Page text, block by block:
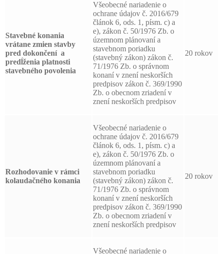
Stavebné konania
vrátane zmien stavby
pred dokončení a
predĺženia platnosti
stavebného povolenia
Všeobecné nariadenie o
ochrane údajov č. 2016/679
článok 6, ods. 1, písm. c) a
e), zákon č. 50/1976 Zb. o
územnom plánovaní a
stavebnom poriadku
(stavebný zákon) zákon č.
71/1976 Zb. o správnom
konaní v znení neskorších
predpisov zákon č. 369/1990
Zb. o obecnom zriadení v
znení neskorších predpisov
20 rokov
Rozhodovanie v rámci
kolaudačného konania
Všeobecné nariadenie o
ochrane údajov č. 2016/679
článok 6, ods. 1, písm. c) a
e), zákon č. 50/1976 Zb. o
územnom plánovaní a
stavebnom poriadku
(stavebný zákon) zákon č.
71/1976 Zb. o správnom
konaní v znení neskorších
predpisov zákon č. 369/1990
Zb. o obecnom zriadení v
znení neskorších predpisov
20 rokov
Všeobecné nariadenie o